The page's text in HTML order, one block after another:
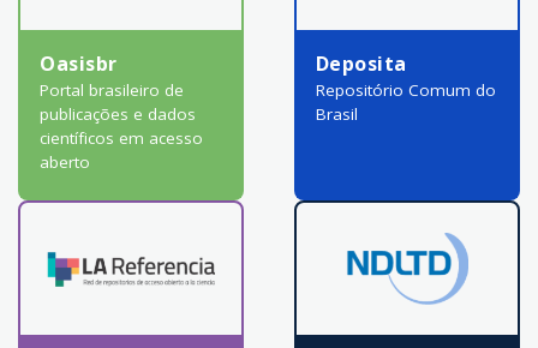
Oasisbr
Portal brasileiro de
publicações e dados
científicos em acesso
aberto
Deposita
Repositório Comum do
Brasil